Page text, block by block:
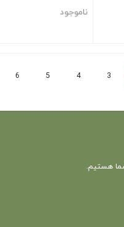
ناموجود
3
4
5
6